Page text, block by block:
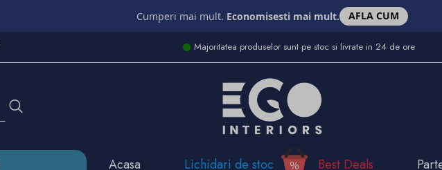
Cumperi mai mult. Economisesti mai mult. AFLA CUM
Majoritatea produselor sunt pe stoc si livrate in 24 de ore
Acasa Lichidari de stoc Best Deals